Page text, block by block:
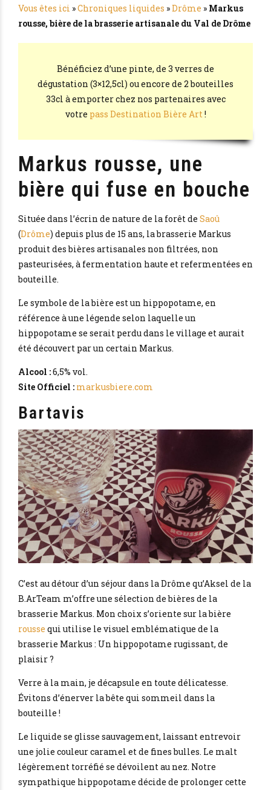
Vous êtes ici »Chroniques liquides »Drôme » Markus
rousse, bière de la brasserie artisanale du Val de Drôme
Bénéficiez d’une pinte, de 3 verres de
dégustation (3×12,5cl) ou encore de 2 bouteilles
33cl à emporter chez nos partenaires avec
votre pass Destination Bière Art!
Markus rousse, une
bière qui fuse en bouche
Située dans l’écrin de nature de la forêt de Saoû
(Drôme) depuis plus de 15 ans, la brasserie Markus
produit des bières artisanales non filtrées, non
pasteurisées, à fermentation haute et refermentées en
bouteille.
Le symbole de la bière est un hippopotame, en
référence à une légende selon laquelle un
hippopotame se serait perdu dans le village et aurait
été découvert par un certain Markus.
Alcool :6,5% vol.
Site Officiel : markusbiere.com
Bartavis
C’est au détour d’un séjour dans la Drôme qu’Aksel de la
B.ArTeam m’offre une sélection de bières de la
brasserie Markus. Mon choix s’oriente sur la bière
rousse qui utilise le visuel emblématique de la
brasserie Markus : Un hippopotame rugissant, de
plaisir ?
Verre à la main, je décapsule en toute délicatesse.
Évitons d’énerver la bête qui sommeil dans la
bouteille !
Le liquide se glisse sauvagement, laissant entrevoir
une jolie couleur caramel et de fines bulles. Le malt
légèrement torréfié se dévoilent au nez. Notre
sympathique hippopotame décide de prolonger cette